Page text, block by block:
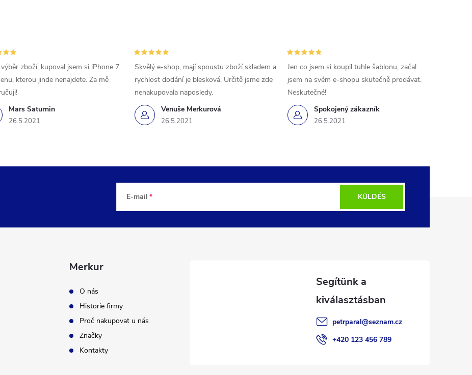
Mars Saturnin
26.5.2021
zboží, kupoval jsem si iPhone 7
kterou jinde nenajdete. Za mě
Venuše Merkurová
26.5.2021
Skvělý e-shop, mají spoustu zboží skladem a
rychlost dodání je blesková. Určitě jsme zde
nenakupovala naposledy.
Spokojený zákazník
26.5.2021
Jen co jsem si koupil tuhle šablonu, začal
jsem na svém e-shopu skutečně prodávat.
Neskutečné!
E-mail KÜLDÉS
Merkur
O nás
Historie firmy
Proč nakupovat u nás
Značky
Kontakty
petrparal@seznam.cz
+420 123 456 789